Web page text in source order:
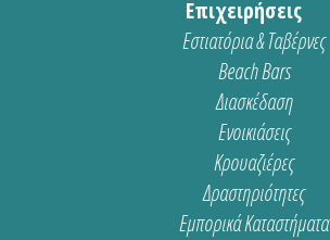
Επιχειρήσεις
Εστιατόρια & Ταβέρνες
Beach Bars
Διασκέδαση
Ενοικιάσεις
Κρουαζιέρες
Δραστηριότητες
Εμπορικά Καταστήματα